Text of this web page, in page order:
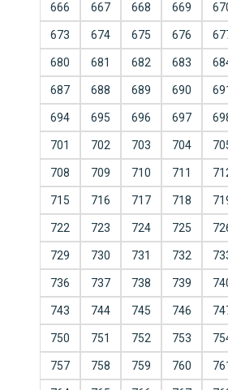
666 667 668 669
673 674 675 676
680 681 682 683
687 688 689 690
694 695 696 697
701 702 703 704
708 709 710 711
715 716 717 718
722 723 724 725
729 730 731 732
736 737 738 739
743 744 745 746
750 751 752 753
757 758 759 760